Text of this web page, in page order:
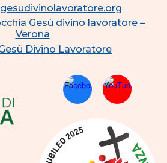
Gesù divino lavoratore –
Verona
Divino Lavoratore